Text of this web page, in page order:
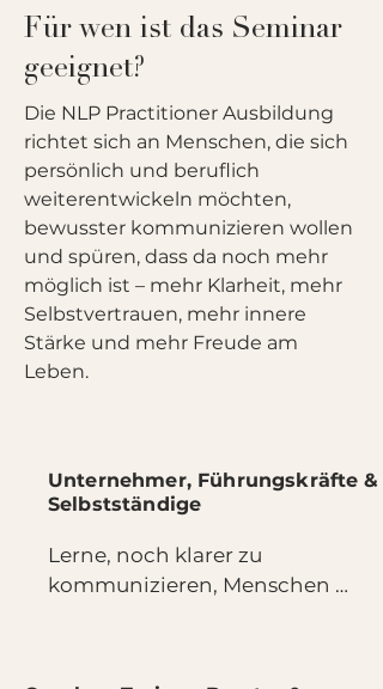
Für wen ist das Seminar
geeignet?
Die NLP Practitioner Ausbildung
richtet sich an Menschen, die sich
persönlich und beruflich
weiterentwickeln möchten,
bewusster kommunizieren wollen
und spüren, dass da noch mehr
möglich ist – mehr Klarheit, mehr
Selbstvertrauen, mehr innere
Stärke und mehr Freude am
Leben.
Unternehmer, Führungskräfte &
Selbstständige
Lerne, noch klarer zu
kommunizieren, Menschen